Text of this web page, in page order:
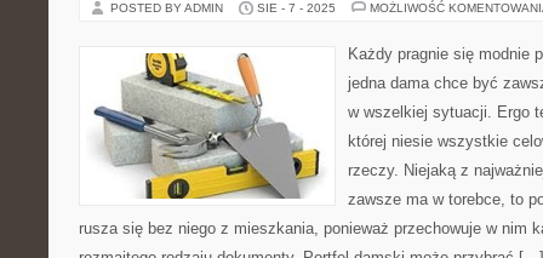
POSTED BY ADMIN SIE - 7 - 2025 MOŻLIWOŚĆ
Każdy pragnie się modnie
jedna dama chce być
w wszelkiej sytuacji. Ergo
której niesie wszystkie
rzeczy. Niejaką z
zawsze ma w torebce, to
rusza się bez niego z mieszkania, ponieważ przechowuje w nim